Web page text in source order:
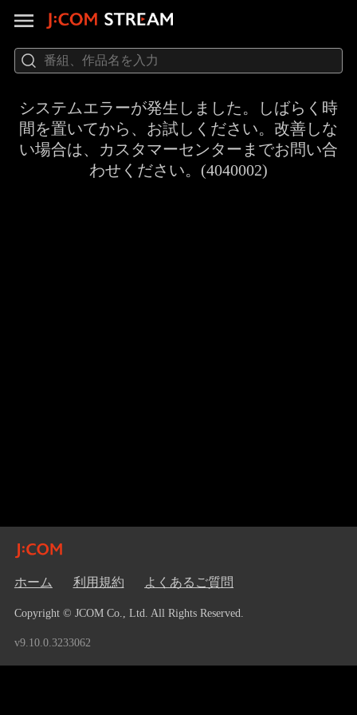
システムエラーが発生しました。しばらく時
間を置いてから、お試しください。改善しな
い場合は、カスタマーセンターまでお問い合
わせください。(4040002)
ホーム 利用規約 よくあるご質問
Copyright © JCOM Co., Ltd. All Rights Reserved.
v9.10.0.3233062